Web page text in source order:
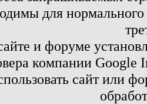
для
и форуме
компании
сайт или